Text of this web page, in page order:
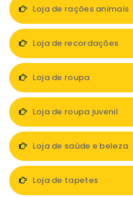
Loja de rações animais
Loja de recordações
Loja de roupa
Loja de roupa juvenil
Loja de saúde e beleza
Loja de tapetes